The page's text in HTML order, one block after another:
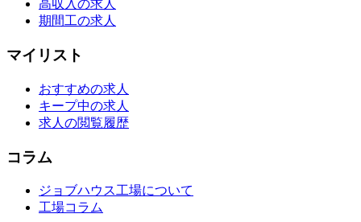
高収入の求人
期間工の求人
マイリスト
おすすめの求人
キープ中の求人
求人の閲覧履歴
コラム
ジョブハウス工場について
工場コラム